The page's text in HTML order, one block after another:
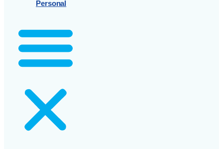
Personal